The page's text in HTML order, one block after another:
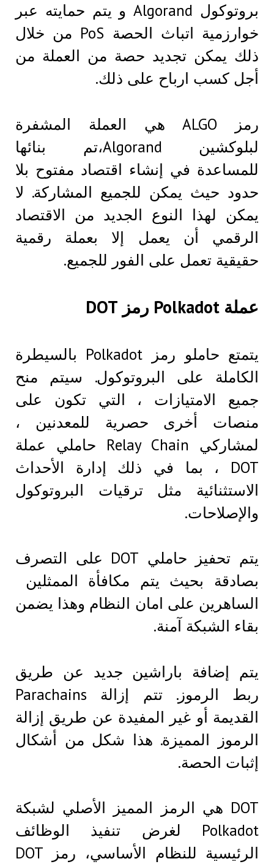
بروتوكول Algorand و يتم حمايته عبر
خوارزمية اتباث الحصة PoS من خلال
ذلك يمكن تجديد حصة من العملة من
أجل كسب ارباح على ذلك.
رمز ALGO هي العملة المشفرة
لبلوكشين Algorand،تم بنائها
للمساعدة في إنشاء اقتصاد مفتوح بلا
حدود حيث يمكن للجميع المشاركة. لا
يمكن لهذا النوع الجديد من الاقتصاد
الرقمي أن يعمل إلا بعملة رقمية
حقيقية تعمل على الفور للجميع.
عملة Polkadot رمز DOT
يتمتع حاملو رمز Polkadot بالسيطرة
الكاملة على البروتوكول. سيتم منح
جميع الامتيازات ، التي تكون على
منصات أخرى حصرية للمعدنين ،
لمشاركي Relay Chain حاملي عملة
DOT ، بما في ذلك إدارة الأحداث
الاستثنائية مثل ترقيات البروتوكول
والإصلاحات.
يتم تحفيز حاملي DOT على التصرف
بصادقة بحيث يتم مكافأة الممثلين
الساهرين على امان النظام وهذا يضمن
بقاء الشبكة آمنة.
يتم إضافة باراشين جديد عن طريق
ربط الرموز. تتم إزالة Parachains
القديمة أو غير المفيدة عن طريق إزالة
الرموز المميزة. هذا شكل من أشكال
إثبات الحصة.
DOT هي الرمز المميز الأصلي لشبكة
Polkadot لغرض تنفيذ الوظائف
الرئيسية للنظام الأساسي، رمز DOT